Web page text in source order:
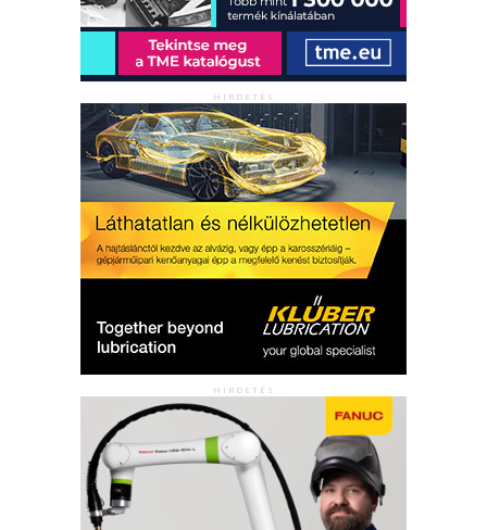
HIRDETÉS
HIRDETÉS